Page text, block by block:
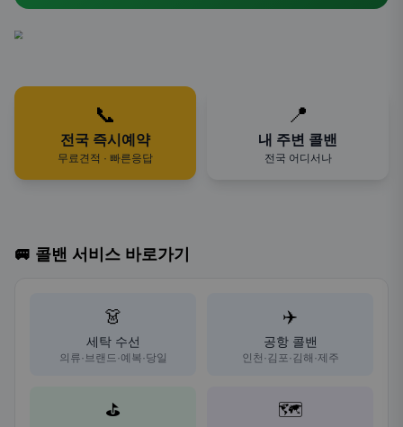
📞
전국 즉시예약
무료견적 · 빠른응답
📍
내 주변 콜밴
전국 어디서나
🚐 콜밴 서비스 바로가기
👗
세탁 수선
의류·브랜드·예복·당일
✈️
공항 콜밴
인천·김포·김해·제주
⛳ 🗺️